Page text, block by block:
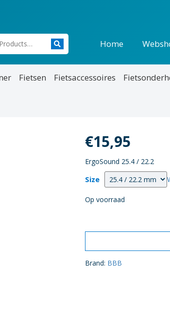
Home
Fietsen Fietsaccessoires
€15,95
ErgoSound 25.4 / 22.2
Size
Op voorraad
Brand: BBB